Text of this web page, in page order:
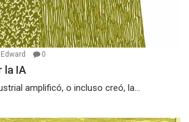
Edward 0
la IA
amplificó, o incluso creó, la...